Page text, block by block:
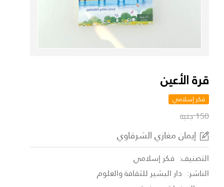
قرة الأعين
فكر إسلامي
150 جنية
إيمان مغازي الشرقاوي
التصنيف: فكر إسلامي
الناشر: دار البشير للثقافة والعلوم